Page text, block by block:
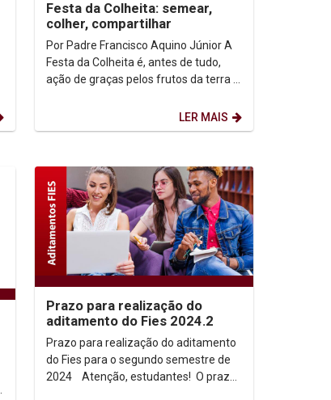
Festa da Colheita: semear,
colher, compartilhar
Por Padre Francisco Aquino Júnior A
Festa da Colheita é, antes de tudo,
ação de graças pelos frutos da terra e
LER MAIS
Prazo para realização do
aditamento do Fies 2024.2
Prazo para realização do aditamento
do Fies para o segundo semestre de
2024 Atenção, estudantes! O prazo